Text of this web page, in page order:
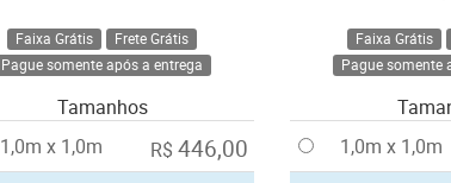
Faixa Grátis
Frete Grátis
Pague somente após a entrega
Tamanhos
1,0m x 1,0m
R$ 446,00
Faixa Grátis
Pague somente
1,0m x 1,0m